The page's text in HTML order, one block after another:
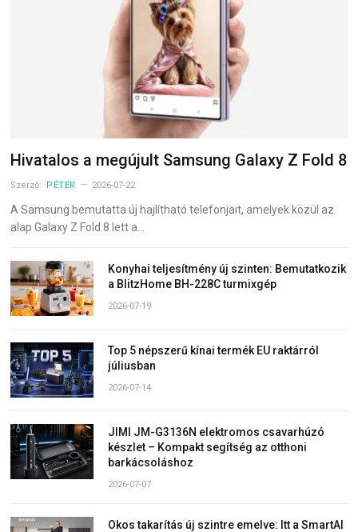
Hivatalos a megújult Samsung Galaxy Z Fold 8
Szerző: PÉTER 2026-07-22
A Samsung bemutatta új hajlítható telefonjait, amelyek közül az
alap Galaxy Z Fold 8 lett a…
Konyhai teljesítmény új szinten: Bemutatkozik
a BlitzHome BH-228C turmixgép
2026-07-19
Top 5 népszerű kínai termék EU raktárról
júliusban
2026-07-14
JIMI JM-G3136N elektromos csavarhúzó
készlet – Kompakt segítség az otthoni
barkácsoláshoz
2026-07-07
Okos takarítás új szintre emelve: Itt a SmartAI